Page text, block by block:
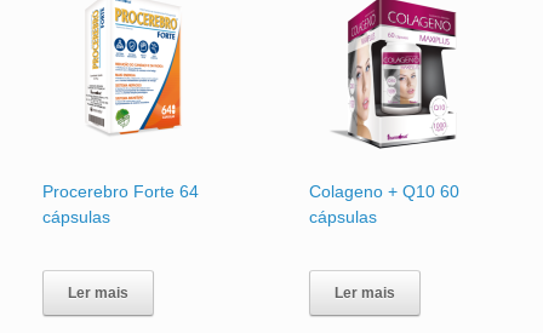
Procerebro Forte 64
cápsulas
Ler mais
Colageno + Q10 60
cápsulas
Ler mais